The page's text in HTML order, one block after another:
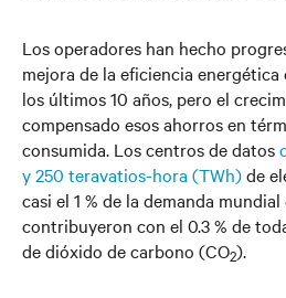
Los operadores han hecho
mejora de la eficiencia
los últimos 10 años, pero el
compensado esos ahorros en
consumida. Los centros de datos
y 250 teravatios-hora (TWh)de
casi el 1 % de la demanda
contribuyeron con el 0.3 % de
de dióxido de carbono (CO2).